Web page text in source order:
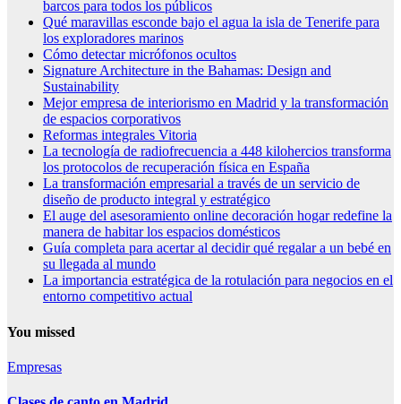
barcos para todos los públicos
Qué maravillas esconde bajo el agua la isla de Tenerife para
los exploradores marinos
Cómo detectar micrófonos ocultos
Signature Architecture in the Bahamas: Design and
Sustainability
Mejor empresa de interiorismo en Madrid y la transformación
de espacios corporativos
Reformas integrales Vitoria
La tecnología de radiofrecuencia a 448 kilohercios transforma
los protocolos de recuperación física en España
La transformación empresarial a través de un servicio de
diseño de producto integral y estratégico
El auge del asesoramiento online decoración hogar redefine la
manera de habitar los espacios domésticos
Guía completa para acertar al decidir qué regalar a un bebé en
su llegada al mundo
La importancia estratégica de la rotulación para negocios en el
entorno competitivo actual
You missed
Empresas